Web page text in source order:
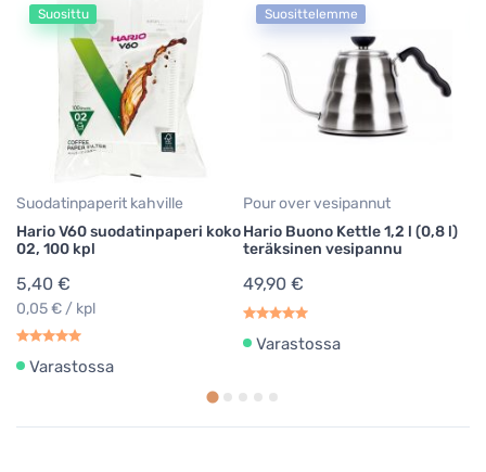
Suosittu
Suodatinpaperit kahville
Hario V60 suodatinpaperi koko
02, 100 kpl
5,40 €
0,05 € / kpl
Varastossa
Suosittelemme
Pour over vesipannut
Hario Buono Kettle 1,2 l (0,8 l)
teräksinen vesipannu
49,90 €
Varastossa